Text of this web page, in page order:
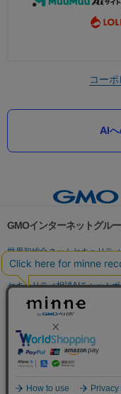
コー
AI
GMOインターネットグル
世界初総合ネットセキュリテ
パスワード漏洩診断
Web
セキュリティ相談AIチャット
実在証明・盗聴対策
サイバー攻撃対策（GMO Flatt
セキュリティ事業の軌跡